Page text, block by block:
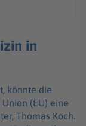
in
könnte die
(EU) eine
Thomas Koch.